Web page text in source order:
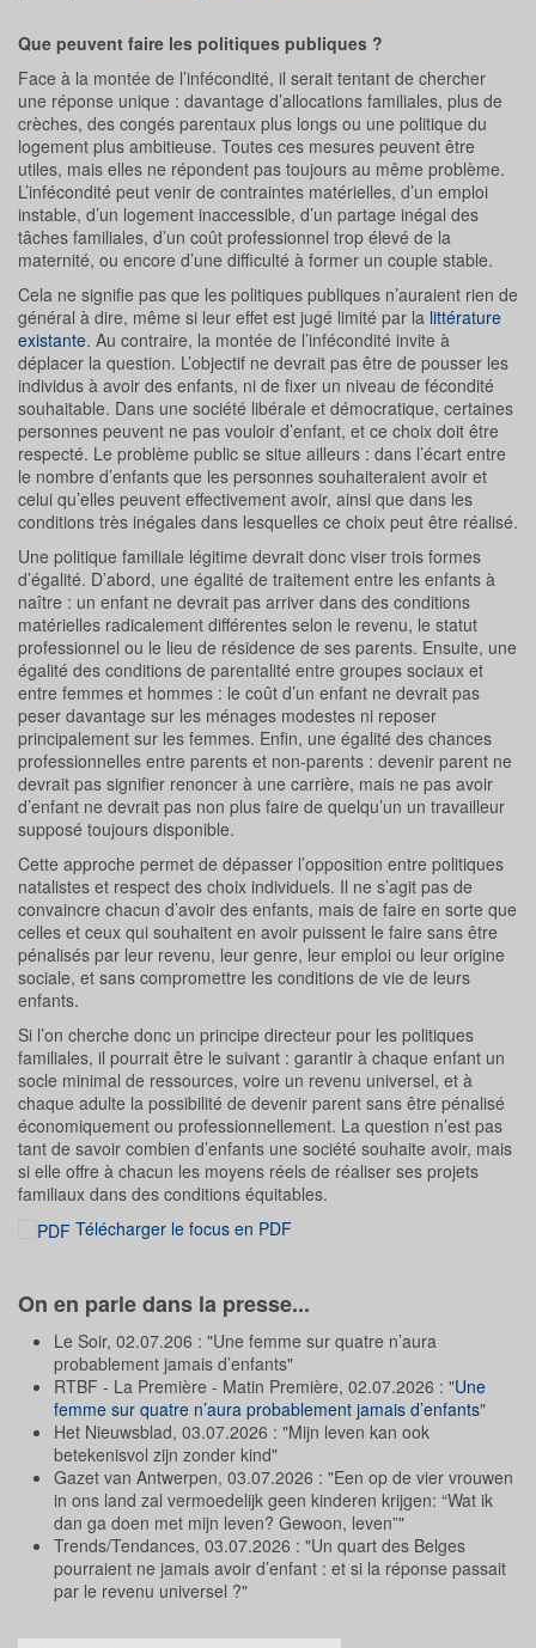
Que peuvent faire les politiques publiques ?
Face à la montée de l’infécondité, il serait tentant de chercher
une réponse unique : davantage d’allocations familiales, plus de
crèches, des congés parentaux plus longs ou une politique du
logement plus ambitieuse. Toutes ces mesures peuvent être
utiles, mais elles ne répondent pas toujours au même problème.
L’infécondité peut venir de contraintes matérielles, d’un emploi
instable, d’un logement inaccessible, d’un partage inégal des
tâches familiales, d’un coût professionnel trop élevé de la
maternité, ou encore d’une difficulté à former un couple stable.
Cela ne signifie pas que les politiques publiques n’auraient rien de
général à dire, même si leur effet est jugé limité par la littérature
existante. Au contraire, la montée de l’infécondité invite à
déplacer la question. L’objectif ne devrait pas être de pousser les
individus à avoir des enfants, ni de fixer un niveau de fécondité
souhaitable. Dans une société libérale et démocratique, certaines
personnes peuvent ne pas vouloir d’enfant, et ce choix doit être
respecté. Le problème public se situe ailleurs : dans l’écart entre
le nombre d’enfants que les personnes souhaiteraient avoir et
celui qu’elles peuvent effectivement avoir, ainsi que dans les
conditions très inégales dans lesquelles ce choix peut être réalisé.
Une politique familiale légitime devrait donc viser trois formes
d’égalité. D’abord, une égalité de traitement entre les enfants à
naître : un enfant ne devrait pas arriver dans des conditions
matérielles radicalement différentes selon le revenu, le statut
professionnel ou le lieu de résidence de ses parents. Ensuite, une
égalité des conditions de parentalité entre groupes sociaux et
entre femmes et hommes : le coût d’un enfant ne devrait pas
peser davantage sur les ménages modestes ni reposer
principalement sur les femmes. Enfin, une égalité des chances
professionnelles entre parents et non-parents : devenir parent ne
devrait pas signifier renoncer à une carrière, mais ne pas avoir
d’enfant ne devrait pas non plus faire de quelqu’un un travailleur
supposé toujours disponible.
Cette approche permet de dépasser l’opposition entre politiques
natalistes et respect des choix individuels. Il ne s’agit pas de
convaincre chacun d’avoir des enfants, mais de faire en sorte que
celles et ceux qui souhaitent en avoir puissent le faire sans être
pénalisés par leur revenu, leur genre, leur emploi ou leur origine
sociale, et sans compromettre les conditions de vie de leurs
enfants.
Si l’on cherche donc un principe directeur pour les politiques
familiales, il pourrait être le suivant : garantir à chaque enfant un
socle minimal de ressources, voire un revenu universel, et à
chaque adulte la possibilité de devenir parent sans être pénalisé
économiquement ou professionnellement. La question n’est pas
tant de savoir combien d’enfants une société souhaite avoir, mais
si elle offre à chacun les moyens réels de réaliser ses projets
familiaux dans des conditions équitables.
Télécharger le focus en PDF
On en parle dans la presse...
Le Soir, 02.07.206 : "Une femme sur quatre n’aura
probablement jamais d’enfants"
RTBF - La Première - Matin Première, 02.07.2026 : "Une
femme sur quatre n’aura probablement jamais d’enfants"
Het Nieuwsblad, 03.07.2026 : "Mijn leven kan ook
betekenisvol zijn zonder kind"
Gazet van Antwerpen, 03.07.2026 : "Een op de vier vrouwen
in ons land zal vermoedelijk geen kinderen krijgen: “Wat ik
dan ga doen met mijn leven? Gewoon, leven”"
Trends/Tendances, 03.07.2026 : "Un quart des Belges
pourraient ne jamais avoir d’enfant : et si la réponse passait
par le revenu universel ?"